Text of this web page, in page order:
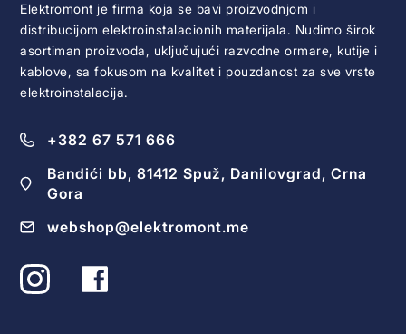
Elektromont je firma koja se bavi proizvodnjom i
distribucijom elektroinstalacionih materijala. Nudimo širok
asortiman proizvoda, uključujući razvodne ormare, kutije i
kablove, sa fokusom na kvalitet i pouzdanost za sve vrste
elektroinstalacija.
+382 67 571 666
Bandići bb, 81412 Spuž, Danilovgrad, Crna
Gora
webshop@elektromont.me